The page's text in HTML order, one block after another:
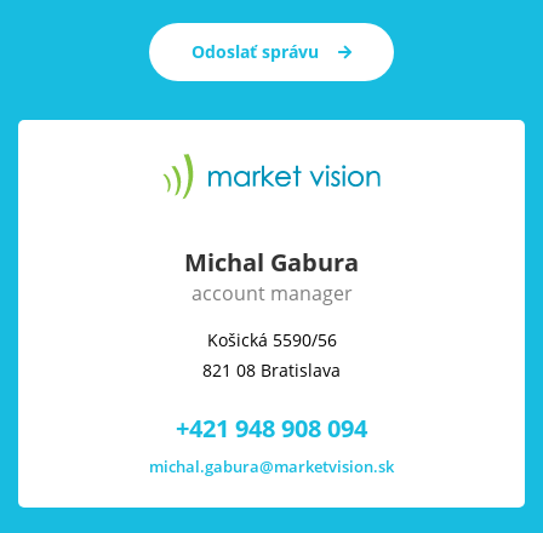
Odoslať správu
Michal Gabura
account manager
Košická 5590/56
821 08 Bratislava
+421 948 908 094
michal.gabura@marketvision.sk